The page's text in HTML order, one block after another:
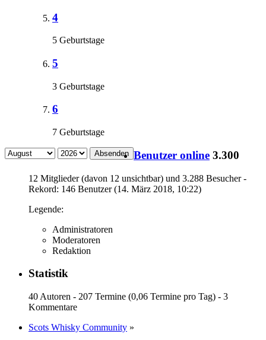
4
5 Geburtstage
5
3 Geburtstage
6
7 Geburtstage
Absenden Benutzer online 3.300
12 Mitglieder (davon 12 unsichtbar) und 3.288 Besucher -
Rekord: 146 Benutzer (14. März 2018, 10:22)
Legende:
Administratoren
Moderatoren
Redaktion
Statistik
40 Autoren - 207 Termine (0,06 Termine pro Tag) - 3
Kommentare
Scots Whisky Community »